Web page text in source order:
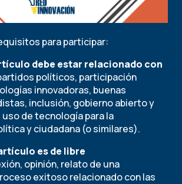
para participar:
debe estar relacionado con
políticos, participación
innovadoras, buenas
inclusión, gobierno abierto y
de tecnología para la
y ciudadana (o similares).
es de libre
opinión, relato de una
exitoso relacionado con las